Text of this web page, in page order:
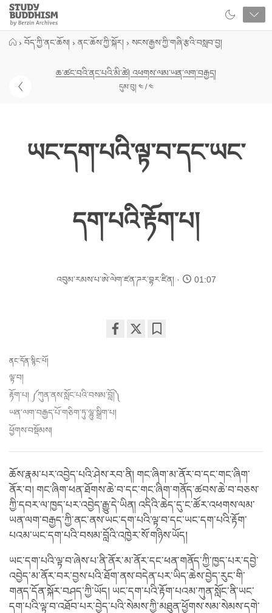
Close
Study
Buddhism
Home
› བོད་ཀྱི་ནང་ཆོས། › ནང་ཆོས་ཀྱི་སྐོར། › སངས་རྒྱས་ཀྱི་གཞི་རྩའི་བསླབ་བྱ།
ཆ་ཚང་བའི་ནང་པའི་མི་ཚེ། འཕགས་ལམ་ཡན་ལག་བརྒྱད།
དུམ་བུ། ༤ / ༤
ཡང་དག་པའི་ལྟ་བ་དང་ཡང་
དག་པའི་རྟོག་པ།
འབུམ་རམས་པ་ཨེ་ལེག་ཛན་ཌར་བྷར་ཛིན། 01:07
ནང་དོན་སྙིང་པོ།
ལྟ་བ།
རྟོག་པ། ༼ཀུན་ནས་སློང་པའི་བསམ་བློ།༽
ཡན་ལག་བརྒྱད་པོ་གཅིག་ཏུ་ལྷུ་སྒྲིག་པ།
ཕྱོགས་བསྡོམས།
ཆོས་རྣམ་པར་འབྱེད་པའི་ཤེས་རབ་ནི། གང་ཞིག་མ་ནོར་བ་དང་གང་ཞིག་
ནོར་བ། གང་ཞིག་ཕན་ཐོགས་ཆེ་བ་དང་གང་ཞིག་གནོད་ཚབས་ཆེ་བ་བཅས་
ཀྱི་དབར་ལ་ཁྱད་པར་འབྱེད་རྒྱུ་དེ་ཡིན། འདིའི་ཆེད་དུ་ང་ཚོར་འཕགས་ལམ་
ཡན་ལག་བརྒྱད་ཀྱི་ནང་ནས་ཡང་དག་པའི་ལྟ་བ་དང་ཡང་དག་པའི་རྟོག་
པའམ་ཡང་དག་པའི་བསམ་བློའི་འཁྱེར་སོ་གཉིས་ཡོད།
ཡང་དག་པའི་ལྟ་བ་ཞེས་པ་ནི་ནོར་མ་ནོར་དང་ཕན་གནོད་ཀྱི་ཁྱད་པར་དབྱེ་
འབྱེད་མ་ནོར་བར་བྱས་པའི་ཐོག་ནས་བདེན་པར་ཡིད་ཆེས་བྱེད་རུང་གི་
གནད་དོན་སྐོར་བཤད་ཀྱི་ཡོད། ཡང་དག་པའི་རྟོག་པའམ་ཀུན་སློང་ནི་ཡང་
དག་པའི་ལྟ་བ་འཐོབ་པར་བྱེད་པའི་སེམས་ཀྱི་མཐུན་ཕྱོགས་སམ་སེམས་དགེ་